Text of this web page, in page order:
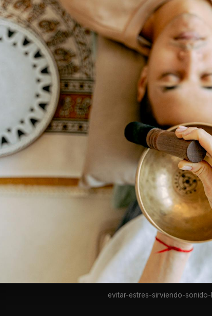
evitar-estres-sirviendo-